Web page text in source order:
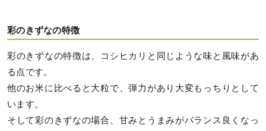
彩のきずなの特徴
彩のきずなの特徴は、コシヒカリと同じような味と風味があ
る点です。
他のお米に比べると大粒で、弾力があり大変もっちりとして
います。
そして彩のきずなの場合、甘みとうまみがバランス良くなっ